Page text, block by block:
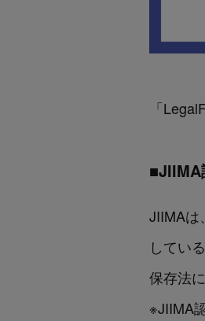
「
■JIIMA
JIIMAは
してい
保存法
※JIIMA